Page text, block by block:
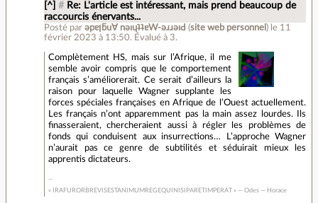
[^] # Re: L'article est intéressant, mais prend beaucoup de
raccourcis énervants...
Posté par ǝpɐןƃu∀ nǝıɥʇʇɐW-ǝɹɹǝıԀ (site web personnel ) le 11
février 2023 à 13:50. Évalué à 3.
Complètement HS, mais sur l’Afrique, il me
semble avoir compris que le comportement
français s’améliorerait. Ce serait d’ailleurs la
raison pour laquelle Wagner supplante les
forces spéciales françaises en Afrique de l’Ouest actuellement.
Les français n’ont apparemment pas la main assez lourdes. Ils
finasseraient, chercheraient aussi à régler les problèmes de
fonds qui conduisent aux insurrections… L’approche Wagner
n’aurait pas ce genre de subtilités et séduirait mieux les
apprentis dictateurs.
« IRAFURORBREVISESTANIMUMREGEQUINISIPARETIMPERAT » — Odes — Horace